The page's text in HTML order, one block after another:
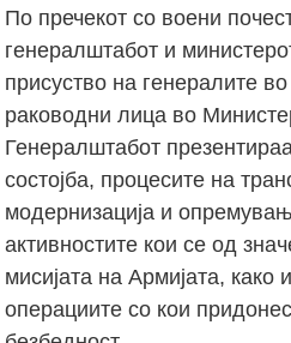
По пречекот со воени
генералштабот и
присуство на генералите
раководни лица во
Генералштабот
состојба, процесите на
модернизација и
активностите кои се од
мисијата на Армијата, како
операциите со кои